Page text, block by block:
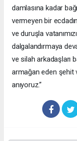
damlasına kadar
vermeyen bir
ve duruşla
dalgalandırmaya
ve silah arkadaşları
armağan eden şehit
anıyoruz.”